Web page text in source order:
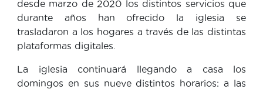
desde marzo de 2020 los distintos servicios que
durante años han ofrecido la iglesia se
trasladaron a los hogares a través de las distintas
plataformas digitales.
La iglesia continuará llegando a casa los
domingos en sus nueve distintos horarios: a las